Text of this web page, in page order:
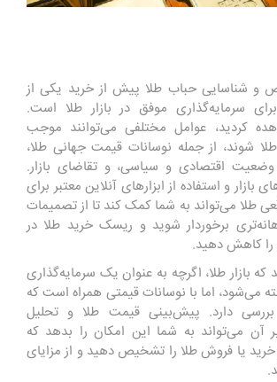
و شناسایی حباب طلا پیش از خرید یکی از
سرمایه‌گذاری موفق در بازار طلا است.
کردید، عوامل مختلفی می‌توانند موجب
شوند، از جمله نوسانات قیمت جهانی طلا،
وضعیت اقتصادی و سیاسی، و تقاضای بازار.
بازار و استفاده از ابزارهای آنلاین معتبر برای
طلا می‌تواند به شما کمک کند تا از تصمیمات
برخوردار شوید و ریسک خرید طلا در
را کاهش دهید.
که بازار طلا، اگرچه به عنوان یک سرمایه‌گذاری
می‌شود، اما با نوسانات قیمتی همراه است که
دارد. پیش‌بینی قیمت طلا و تحلیل
آن می‌تواند به شما این امکان را بدهد که
خرید یا فروش طلا را تشخیص دهید و از مزایای